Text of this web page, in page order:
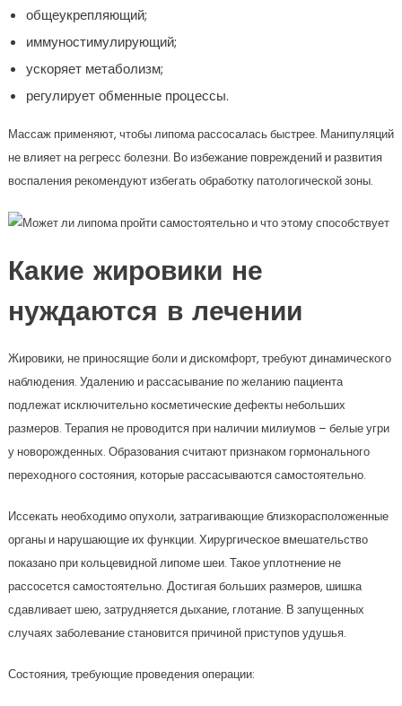
общеукрепляющий;
иммуностимулирующий;
ускоряет метаболизм;
регулирует обменные процессы.
Массаж применяют, чтобы липома рассосалась быстрее. Манипуляций
не влияет на регресс болезни. Во избежание повреждений и развития
воспаления рекомендуют избегать обработку патологической зоны.
Какие жировики не
нуждаются в лечении
Жировики, не приносящие боли и дискомфорт, требуют динамического
наблюдения. Удалению и рассасывание по желанию пациента
подлежат исключительно косметические дефекты небольших
размеров. Терапия не проводится при наличии милиумов – белые угри
у новорожденных. Образования считают признаком гормонального
переходного состояния, которые рассасываются самостоятельно.
Иссекать необходимо опухоли, затрагивающие близкорасположенные
органы и нарушающие их функции. Хирургическое вмешательство
показано при кольцевидной липоме шеи. Такое уплотнение не
рассосется самостоятельно. Достигая больших размеров, шишка
сдавливает шею, затрудняется дыхание, глотание. В запущенных
случаях заболевание становится причиной приступов удушья.
Состояния, требующие проведения операции: